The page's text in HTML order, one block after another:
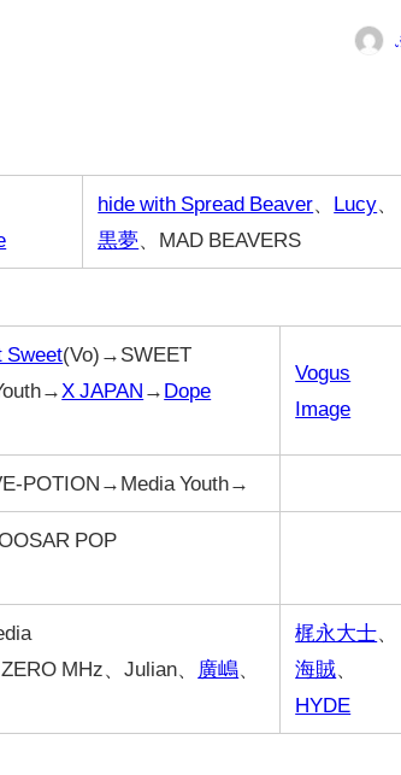
hide with Spread Beaver Lucy
黒夢 、MAD BEAVERS
Sweet(Vo)→SWEET
X JAPAN → Dope
Vogus
Image
POTION→Media Youth→
POP
MHz、Julian、 廣嶋
梶永大士
海賊
HYDE